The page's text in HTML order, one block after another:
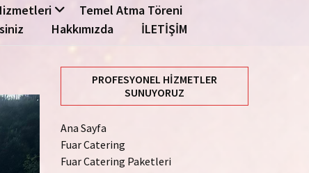
Temel Atma Töreni
Hakkımızda İLETİŞİM
PROFESYONEL HIZMETLER
SUNUYORUZ
Ana Sayfa
Fuar Catering
Fuar Catering Paketleri